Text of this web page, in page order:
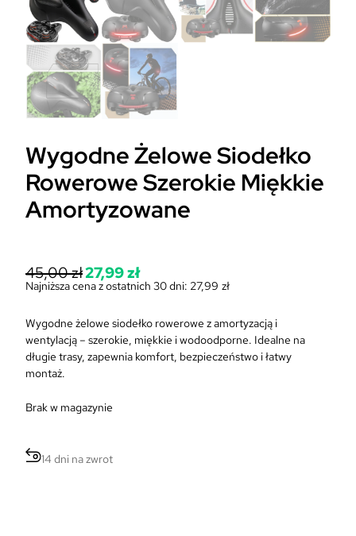
Wygodne Żelowe Siodełko
Rowerowe Szerokie Miękkie
Amortyzowane
45,00złP
i
r
w
o
a
27,99zł
A
t
u
a
l
a
n
Najniższa cena z ostatnich 30 dni: 27,99 zł
Wygodne żelowe siodełko rowerowe z amortyzacją i
wentylacją – szerokie, miękkie i wodoodporne. Idealne na
długie trasy, zapewnia komfort, bezpieczeństwo i łatwy
montaż.
Brak w magazynie
14 dni na zwrot